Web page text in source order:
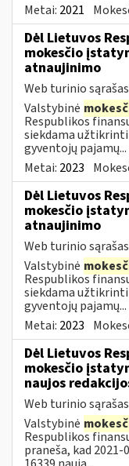
Metai: 2021
Dėl Lietuvos
mokesčio
atnaujinimo
Web turinio sąrašas
Valstybinė
Respublikos
siekdama užtikrinti
gyventojų pajamų...
Metai: 2023
Dėl Lietuvos
mokesčio
atnaujinimo
Web turinio sąrašas
Valstybinė
Respublikos
siekdama užtikrinti
gyventojų pajamų...
Metai: 2023
Dėl Lietuvos
mokesčio
naujos
Web turinio sąrašas
Valstybinė
Respublikos
praneša, kad